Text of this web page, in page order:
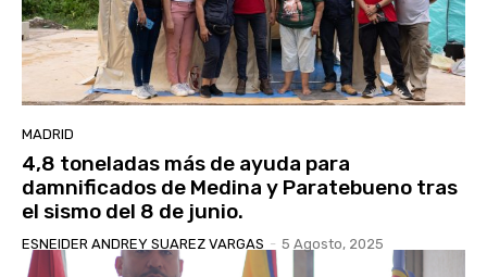
MADRID
4,8 toneladas más de ayuda para
damnificados de Medina y Paratebueno tras
el sismo del 8 de junio.
ESNEIDER ANDREY SUAREZ VARGAS - 5 Agosto, 2025